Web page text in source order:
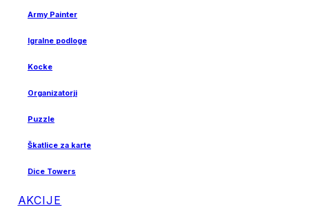
Army Painter
Igralne podloge
Kocke
Organizatorji
Puzzle
Škatlice za karte
Dice Towers
AKCIJE